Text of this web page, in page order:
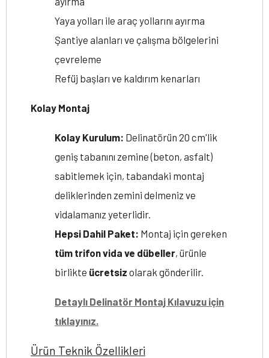
Yaya yolları ile araç yollarını ayırma
Şantiye alanları ve çalışma bölgelerini
çevreleme
Refüj başları ve kaldırım kenarları
Kolay Montaj
Kolay Kurulum: Delinatörün 20 cm'lik
geniş tabanını zemine (beton, asfalt)
sabitlemek için, tabandaki montaj
deliklerinden zemini delmeniz ve
vidalamanız yeterlidir.
Hepsi Dahil Paket: Montaj için gereken
tüm trifon vida ve dübeller, ürünle
birlikte ücretsiz olarak gönderilir.
Detaylı Delinatör Montaj Kılavuzu için
tıklayınız.
Ürün Teknik Özellikleri